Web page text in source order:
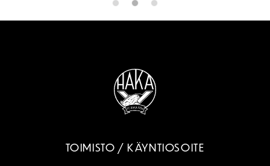
TOIMISTO / KÄYNTIOSOITE